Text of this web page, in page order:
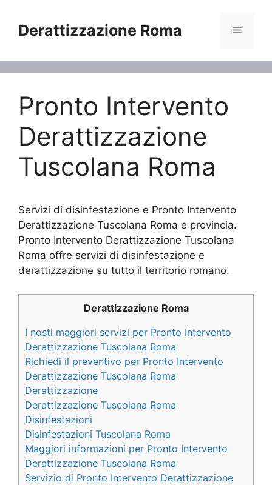
contenuto
Derattizzazione Roma Menu
Pronto Intervento
Derattizzazione
Tuscolana Roma
Servizi di disinfestazione e Pronto Intervento
Derattizzazione Tuscolana Roma e provincia.
Pronto Intervento Derattizzazione Tuscolana
Roma offre servizi di disinfestazione e
derattizzazione su tutto il territorio romano.
Derattizzazione Roma
I nosti maggiori servizi per Pronto Intervento
Derattizzazione Tuscolana Roma
Richiedi il preventivo per Pronto Intervento
Derattizzazione Tuscolana Roma
Derattizzazione
Derattizzazione Tuscolana Roma
Disinfestazioni
Disinfestazioni Tuscolana Roma
Maggiori informazioni per Pronto Intervento
Derattizzazione Tuscolana Roma
Servizio di Pronto Intervento Derattizzazione